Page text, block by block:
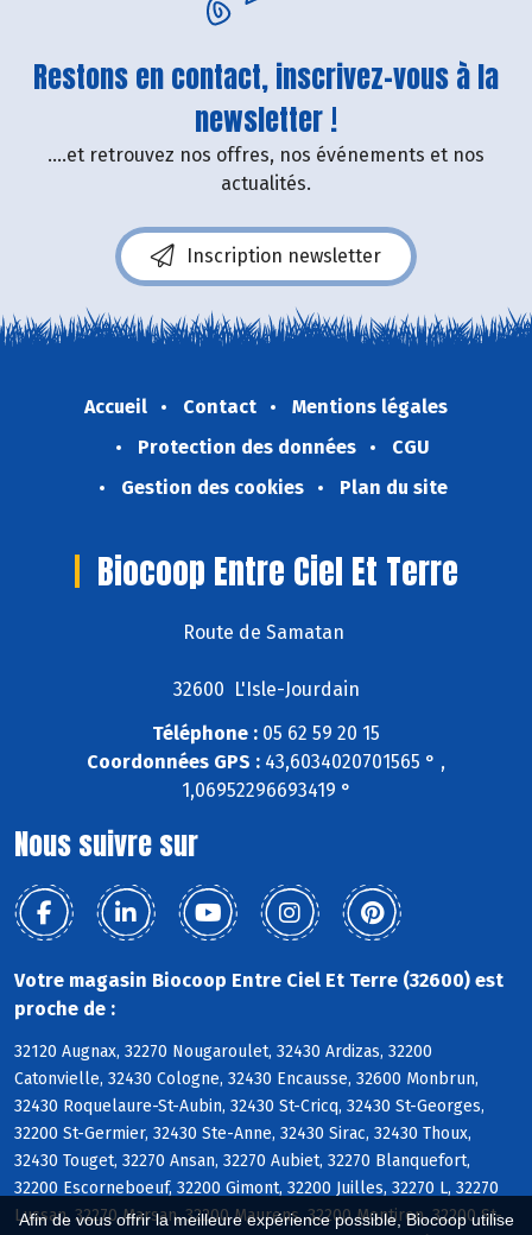
Afin de vous offrir la meilleure expérience possible, Biocoop utilise
Restons en contact, inscrivez-vous à la
newsletter !
....et retrouvez nos offres, nos événements et nos
actualités.
Inscription newsletter
Accueil Contact
Mentions légales
Protection des données
CGU
Gestion des cookies
Plan du site
Biocoop Entre Ciel Et Terre
Route de Samatan
32600 L'Isle-Jourdain
Téléphone : 05 62 59 20 15
Coordonnées GPS : 43,6034020701565 ° ,
1,06952296693419 °
Nous suivre sur
Votre magasin Biocoop Entre Ciel Et Terre (32600) est
proche de :
32120 Augnax, 32270 Nougaroulet, 32430 Ardizas, 32200
Catonvielle, 32430 Cologne, 32430 Encausse, 32600 Monbrun,
32430 Roquelaure-St-Aubin, 32430 St-Cricq, 32430 St-Georges,
32200 St-Germier, 32430 Ste-Anne, 32430 Sirac, 32430 Thoux,
32430 Touget, 32270 Ansan, 32270 Aubiet, 32270 Blanquefort,
32200 Escorneboeuf, 32200 Gimont, 32200 Juilles, 32270 L, 32270
Lussan, 32270 Marsan, 32200 Maurens, 32200 Montiron, 32200 St-